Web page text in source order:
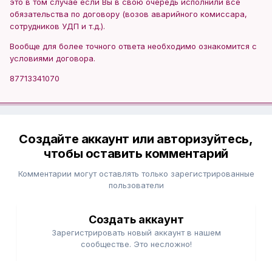
это в том случае если Вы в свою очередь исполнили все
обязательства по договору (возов аварийного комиссара,
сотрудников УДП и т.д.).
Вообще для более точного ответа необходимо ознакомится с
условиями договора.
87713341070
Создайте аккаунт или авторизуйтесь,
чтобы оставить комментарий
Комментарии могут оставлять только зарегистрированные
пользователи
Создать аккаунт
Зарегистрировать новый аккаунт в нашем
сообществе. Это несложно!